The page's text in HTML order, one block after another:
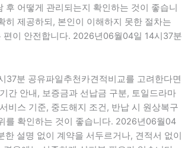
후 어떻게 관리되는지 확인하는 것이 좋습니
히 제공하되, 본인이 이해하지 못한 절차는
편이 안전합니다. 2026년06월04일 14시37분
37분 공유파일추천카견적비교를 고려한다면
간 안내, 보증금과 선납금 구분, 토일드라마
비스 기준, 중도해지 조건, 반납 시 원상복구
를 확인하는 것이 좋습니다. 2026년06월04
한 설명 없이 계약을 서두르거나, 견적서 없이